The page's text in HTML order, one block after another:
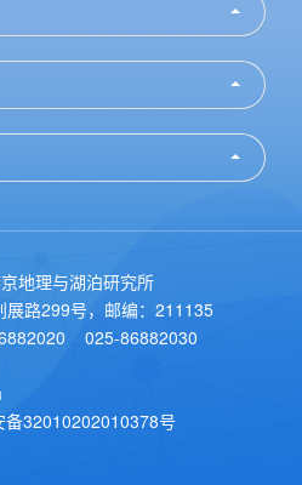
地理与湖泊研究所
路299号，邮编：211135
025-86882030
32010202010378号